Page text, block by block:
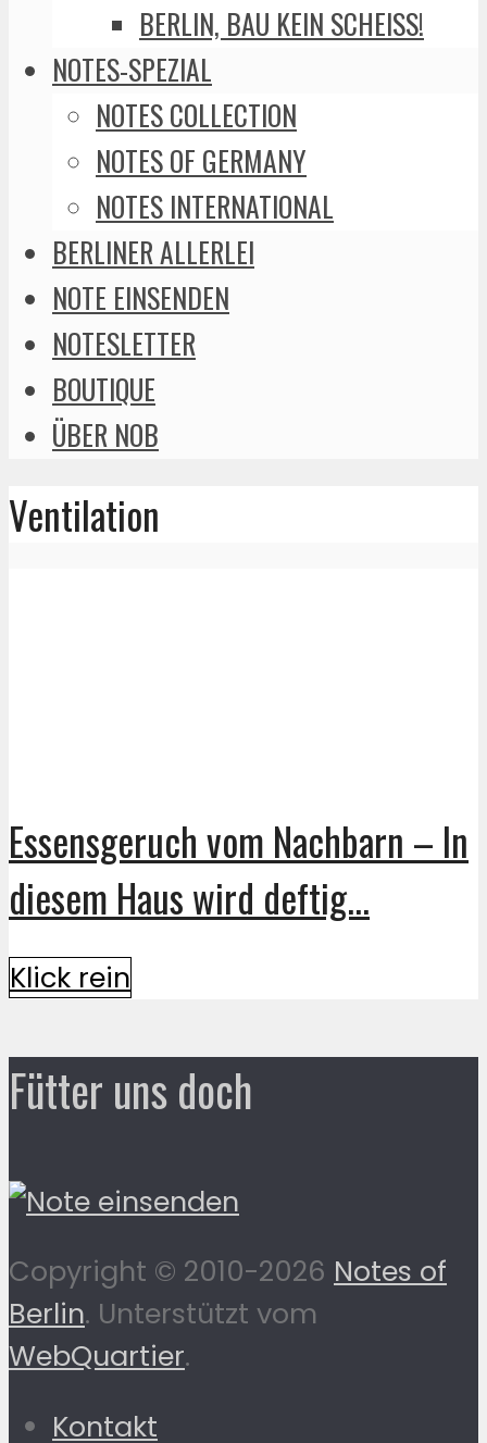
BERLIN, BAU KEIN SCHEISS!
NOTES-SPEZIAL
NOTES COLLECTION
NOTES OF GERMANY
NOTES INTERNATIONAL
BERLINER ALLERLEI
NOTE EINSENDEN
NOTESLETTER
BOUTIQUE
ÜBER NOB
Ventilation
Essensgeruch vom Nachbarn – In
diesem Haus wird deftig...
Klick rein
Fütter uns doch
Copyright © 2010-2026 Notes of
Berlin. Unterstützt vom
WebQuartier.
Kontakt